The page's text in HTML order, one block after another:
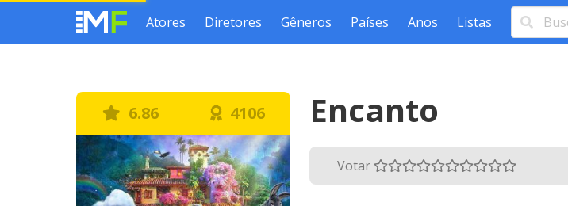
Atores Diretores Gêneros Países Anos Listas
6.86 4106 Encanto
Votar